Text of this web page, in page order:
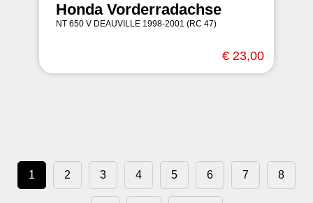
Honda Vorderradachse
NT 650 V DEAUVILLE 1998-2001 (RC 47)
€ 23,00
1 2 3 4 5 6 7 8